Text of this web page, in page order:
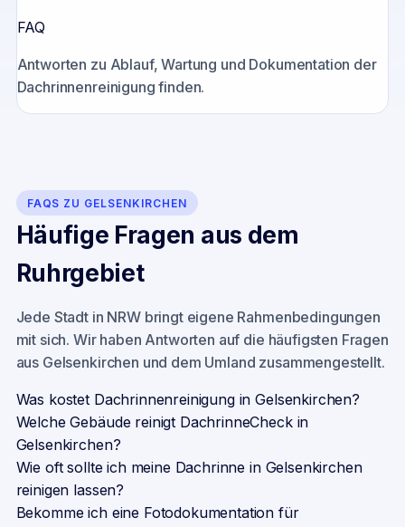
FAQ
Antworten zu Ablauf, Wartung und Dokumentation der
Dachrinnenreinigung finden.
FAQS ZU GELSENKIRCHEN
Häufige Fragen aus dem
Ruhrgebiet
Jede Stadt in NRW bringt eigene Rahmenbedingungen
mit sich. Wir haben Antworten auf die häufigsten Fragen
aus Gelsenkirchen und dem Umland zusammengestellt.
Was kostet Dachrinnenreinigung in Gelsenkirchen?
Welche Gebäude reinigt DachrinneCheck in
Gelsenkirchen?
Wie oft sollte ich meine Dachrinne in Gelsenkirchen
reinigen lassen?
Bekomme ich eine Fotodokumentation für